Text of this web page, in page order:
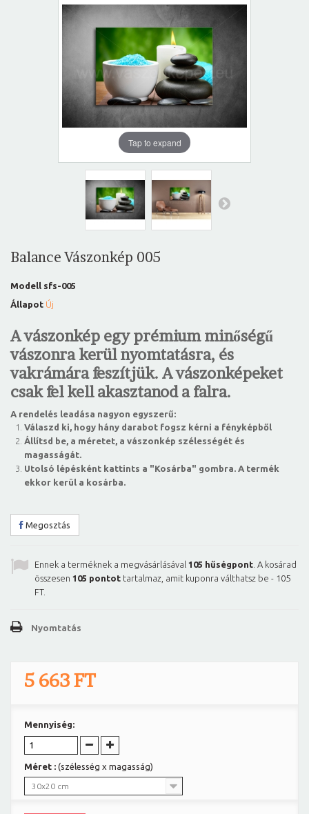
Tap to expand
Balance Vászonkép 005
Modell sfs-005
Állapot Új
A vászonkép egy prémium minőségű
vászonra kerül nyomtatásra, és
vakrámára feszítjük. A vászonképeket
csak fel kell akasztanod a falra.
A rendelés leadása nagyon egyszerű:
Válaszd ki, hogy hány darabot fogsz kérni a fényképből
Állítsd be, a méretet, a vászonkép szélességét és
magasságát.
Utolsó lépésként kattints a "Kosárba" gombra. A termék
ekkor kerül a kosárba.
Megosztás
Ennek a terméknek a megvásárlásával 105 hűségpont . A kosárad
összesen 105 pontot tartalmaz, amit kuponra válthatsz be - 105
FT.
Nyomtatás
5 663 FT
Mennyiség:
Méret : (szélesség x magasság)
30x20 cm